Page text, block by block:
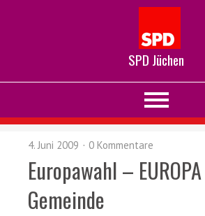
SPD Jüchen
4. Juni 2009 0 Kommentare
Europawahl –
Gemeinde